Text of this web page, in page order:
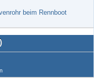
beim Rennboot